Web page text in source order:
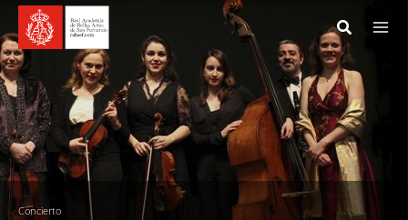
al
contenido
Concierto